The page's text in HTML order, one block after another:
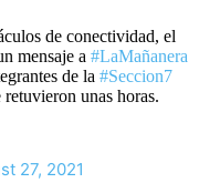
de conectividad, el
mensaje a #LaMañanera
de la #Seccion7
unas horas.
27, 2021